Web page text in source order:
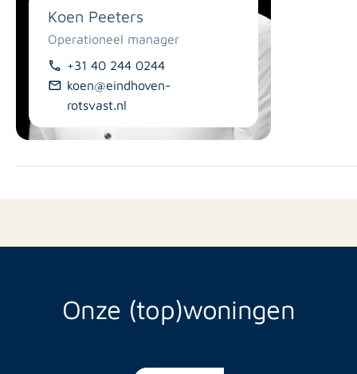
Koen Peeters
Operationeel manager
+31 40 244 0244
koen@eindhoven-
rotsvast.nl
Onze (top)woningen